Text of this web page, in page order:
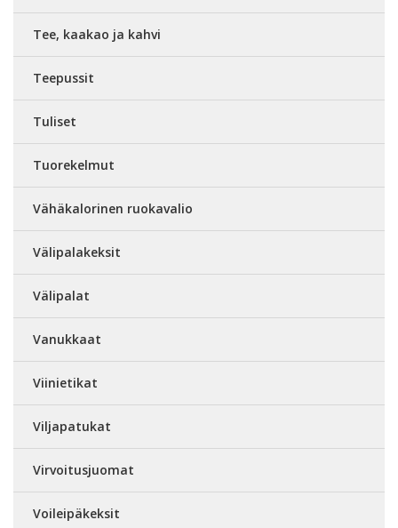
Tee, kaakao ja kahvi
Teepussit
Tuliset
Tuorekelmut
Vähäkalorinen ruokavalio
Välipalakeksit
Välipalat
Vanukkaat
Viinietikat
Viljapatukat
Virvoitusjuomat
Voileipäkeksit